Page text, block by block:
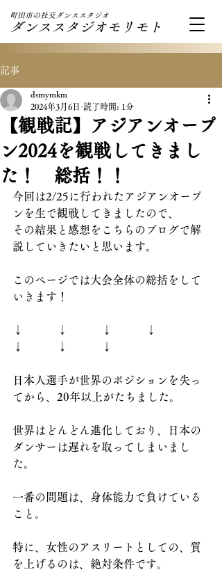
町田市の社交ダンススタジオ
ダンススタジオモリモト
記事
【観戦記】アジアンオープ
ン2024を観戦してきまし
た！ 総括！！
dsmymkm
2024年3月6日 読了時間: 1分
今回は2/25に行われたアジアンオープ
ンを生で観戦してきましたので、
その結果と感想をこちらのブログで解
説していきたいと思います。
このページでは大会全体の総括をして
いきます！
↓　　　↓　　　↓　　　↓
↓　　　↓　　　↓
日本人選手が世界のポジションを失っ
てから、20年以上がたちました。
世界はどんどん進化しており、日本の
ダンサーは遅れを取ってしまいまし
た。
一番の問題は、身体能力で負けている
こと。
特に、女性のアスリートとしての、質
を上げるのは、絶対条件です。